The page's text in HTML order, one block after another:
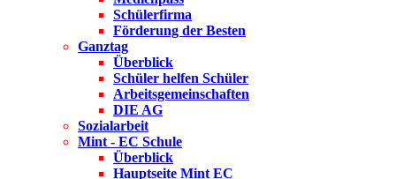
Schülerfirma
Förderung der Besten
Ganztag
Überblick
Schüler helfen Schüler
Arbeitsgemeinschaften
DIE AG
Sozialarbeit
Mint - EC Schule
Überblick
Hauptseite Mint EC